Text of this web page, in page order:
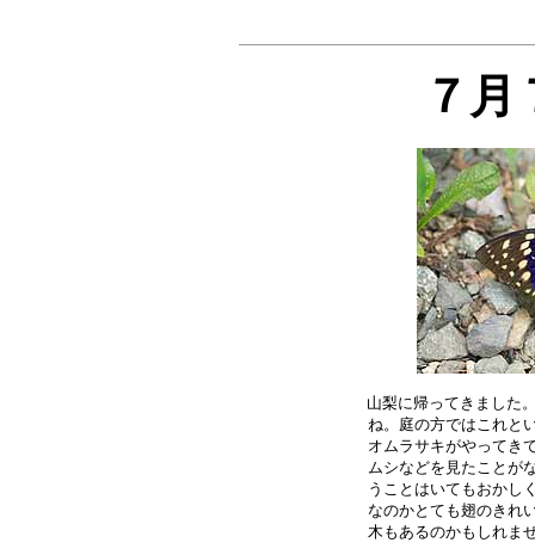
７
山梨に帰ってきました
ね。庭の方ではこれと
オムラサキがやってき
ムシなどを見たことが
うことはいてもおかし
なのかとても翅のきれ